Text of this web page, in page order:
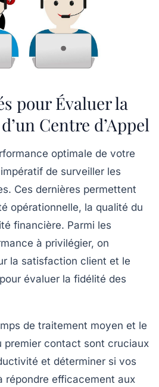
pour Évaluer la
Centre d’Appel
optimale de votre
de surveiller les
. Ces dernières permettent
opérationnelle, la qualité du
financière. Parmi les
à privilégier, on
la satisfaction client et le
pour évaluer la fidélité des
de traitement moyen et le
premier contact sont cruciaux
et déterminer si vos
répondre efficacement aux